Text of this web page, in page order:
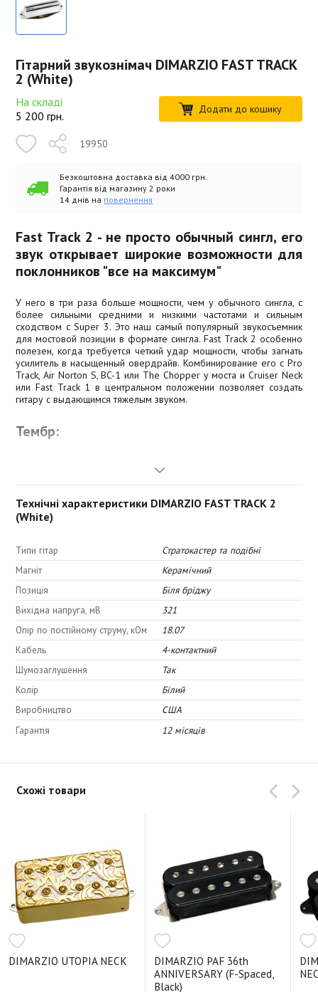
Гітарний звукознімач DIMARZIO FAST TRACK
2 (White)
На складі
5 200 грн. Додати до кошику
19950
Безкоштовна доставка від 4000 грн.
Гарантія від магазину 2 роки
14 днів на повернення
Fast Track 2 - не просто обычный сингл, его
звук открывает широкие возможности для
поклонников "все на максимум"
У него в три раза больше мощности, чем у обычного сингла, с
более сильными средними и низкими частотами и сильным
сходством с Super 3. Это наш самый популярный звукосъемник
для мостовой позиции в формате сингла. Fast Track 2 особенно
полезен, когда требуется четкий удар мощности, чтобы загнать
усилитель в насыщенный овердрайв. Комбинирование его с Pro
Track, Air Norton S, BC-1 или The Chopper у моста и Cruiser Neck
или Fast Track 1 в центральном положении позволяет создать
гитару с выдающимся тяжелым звуком.
Тембр:
Низы: 10
Технічні характеристики DIMARZIO FAST TRACK 2
(White)
Типи гітар
Стратокастер та подібні
Магніт
Керамічний
Позиція
Біля бріджу
Вихідна напруга, мВ
321
Опір по постійному струму, кОм
18.07
Кабель
4-контактний
Шумозаглушення
Так
Колір
Білий
Виробництво
США
Гарантія
12 місяців
Схожі товари
DIMARZIO UTOPIA NECK
DIMARZIO PAF 36th
ANNIVERSARY (F-Spaced,
Black)